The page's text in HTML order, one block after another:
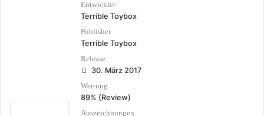
Entwickler
Terrible Toybox
Publisher
Terrible Toybox
Release
30. März 2017
Wertung
89% (Review)
Auszeichnungen